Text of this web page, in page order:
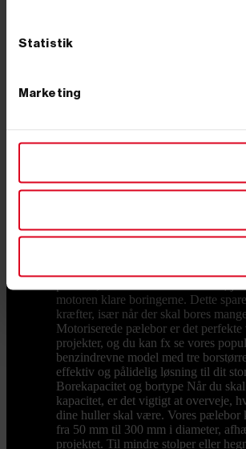
Statistik
Marketing
kræver et benzindrevet pælebor.
hvor der ikke er adgang til benzin
kraftige håndmodel med en diameter
kraftfuldt, motoriseret værktøj, der
flere huller hurtigt og præcist. Det er
installation af solcelleanlæg, og det
udfordrende jordtyper som ler eller
et benzindrevet pælebor er, at det
fysisk anstrengelse, da motoren gør
motoren klare boringerne. Dette
kræfter, især når der skal bores
Motoriserede pælebor er det
projekter, og du kan fx se vores
benzindrevne model med tre
effektiv og pålidelig løsning til dit
Borekapacitet og bortype Når du
kapacitet, er det vigtigt at overveje,
dine huller skal være. Vores pælebor
fra 50 mm til 300 mm i diameter,
projektet. Til mindre stolper eller